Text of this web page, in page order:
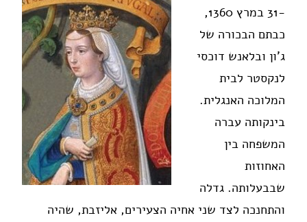
-31 במרץ 1360,
כבתם הבכורה של
ג'ון ובלאנש דוכסי
לנקסטר לבית
המלוכה האנגלית.
בינקותה עברה
המשפחה בין
האחוזות
שבבעלותה. גדלה
והתחנכה לצד שני אחיה הצעירים, אליזבת, שהיה